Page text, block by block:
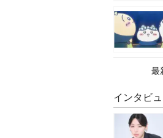
最
インタビ